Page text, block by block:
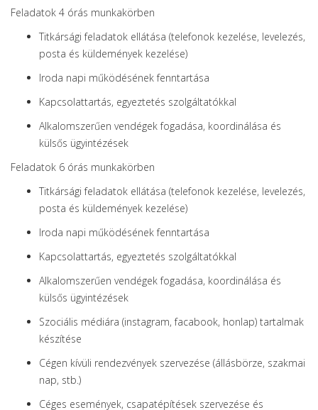
Feladatok 4 órás munkakörben
Titkársági feladatok ellátása (telefonok kezelése, levelezés,
posta és küldemények kezelése)
Iroda napi működésének fenntartása
Kapcsolattartás, egyeztetés szolgáltatókkal
Alkalomszerűen vendégek fogadása, koordinálása és
külsős ügyintézések
Feladatok 6 órás munkakörben
Titkársági feladatok ellátása (telefonok kezelése, levelezés,
posta és küldemények kezelése)
Iroda napi működésének fenntartása
Kapcsolattartás, egyeztetés szolgáltatókkal
Alkalomszerűen vendégek fogadása, koordinálása és
külsős ügyintézések
Szociális médiára (instagram, facabook, honlap) tartalmak
készítése
Cégen kívüli rendezvények szervezése (állásbörze, szakmai
nap, stb.)
Céges események, csapatépítések szervezése és